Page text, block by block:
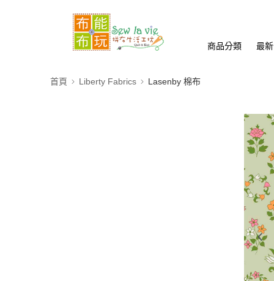
商品分類 最
首頁 Liberty Fabrics Lasenby 棉布